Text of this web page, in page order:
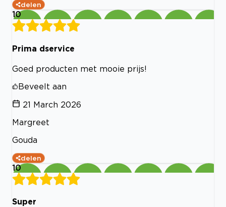
delen
10
Prima dservice
Goed producten met mooie prijs!
Beveelt aan
21 March 2026
Margreet
Gouda
delen
10
Super